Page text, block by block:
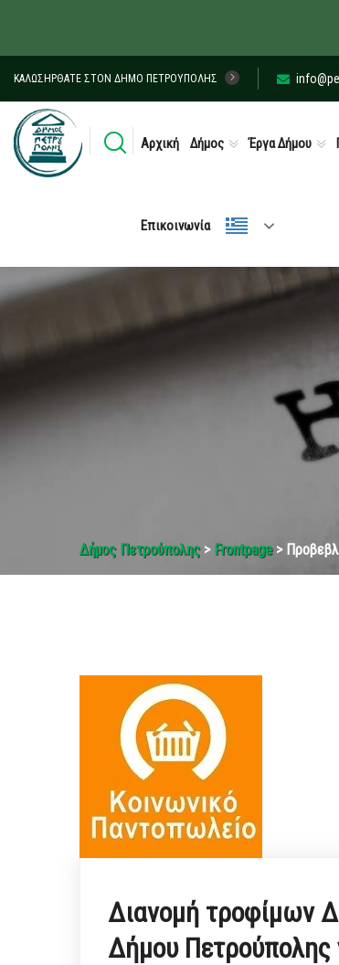
ΚΑΛΩΣΉΡΘΑΤΕ ΣΤΟΝ ΔΉΜΟ ΠΕΤΡΟΎΠΟΛΗΣ
Αρχική Δήμος Έργα Δήμου
Επικοινωνία
Δήμος Πετρούπολης> Frontpage>
Διανομή τροφίμων
Δήμου Πετρούπολης